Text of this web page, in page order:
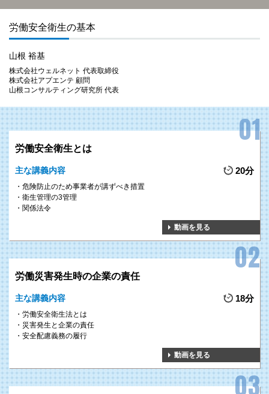
安全衛生推進者、衛生推進者を選任する会社は、10人以上50人未満
といった比較的小規模な会社です。そのため、安全衛生推進者が他の
も安全衛生活動を組織内で立ち上げ、取り組むことは重要です。
そこで、本研修では、「安全衛生推進者とは‐」という基本的な知識
から具体的な取り組みまで段階を追って解説いたします。
POINT 2
正しい知識で食品の製造や加工、調理、販売を行い、安全な食品を提
供するため、飲食店や食品製造では施設ごとに1名以上、食品衛生責
本研修では、食品衛生責任者を設置する重要性を踏まえ、食品衛生責
任者として知っておくべき知識を習得できる研修となっています。
POINT 3
多数の人が出入や勤務、移住する防火対象物において、火災予防のた
め必要な業務を推進する責任者である、防火管理者を設置することが
消防法により義務付けられています。
本研修では、近年発生している火災の事例を踏まえ、防火管理者とし
労働安全衛生の基本
山根 裕基
株式会社ウェルネット 代表取締役
株式会社アプエンテ 顧問
山根コンサルティング研究所 代表
労働安全衛生とは
主な講義内容 20分
危険防止のため事業者が講ずべき措置
衛生管理の3管理
関係法令
動画を見る
労働災害発生時の企業の責任
主な講義内容 18分
労働安全衛生法とは
災害発生と企業の責任
安全配慮義務の履行
動画を見る